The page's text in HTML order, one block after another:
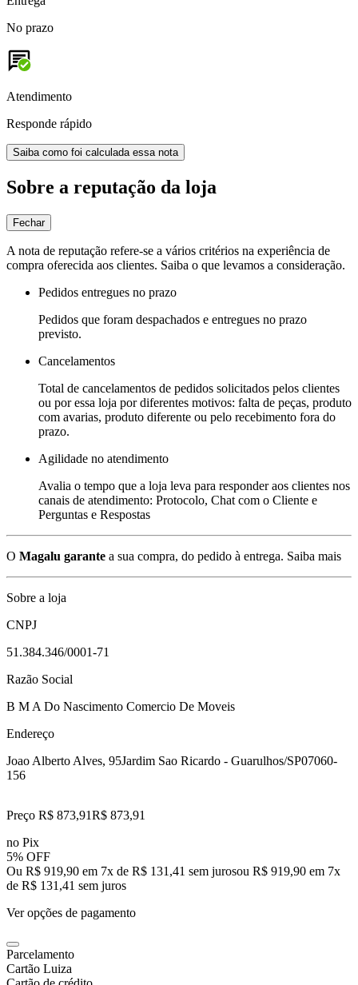
No prazo
Atendimento
Responde rápido
Saiba como foi calculada essa nota
Sobre a reputação da loja
Fechar
A nota de reputação refere-se a vários critérios na experiência de
compra oferecida aos clientes. Saiba o que levamos a consideração.
Pedidos entregues no prazo
Pedidos que foram despachados e entregues no prazo
previsto.
Cancelamentos
Total de cancelamentos de pedidos solicitados pelos clientes
ou por essa loja por diferentes motivos: falta de peças, produto
com avarias, produto diferente ou pelo recebimento fora do
prazo.
Agilidade no atendimento
Avalia o tempo que a loja leva para responder aos clientes nos
canais de atendimento: Protocolo, Chat com o Cliente e
Perguntas e Respostas
O Magalu garante a sua compra, do pedido à entrega. Saiba mais
Sobre a loja
CNPJ
51.384.346/0001-71
Razão Social
B M A Do Nascimento Comercio De Moveis
Endereço
Joao Alberto Alves, 95Jardim Sao Ricardo - Guarulhos/SP07060-
156
Preço R$ 873,91R$ 873,91
no Pix
5% OFF
Ou R$ 919,90 em 7x de R$ 131,41 sem jurosou R$ 919,90 em 7x
de R$ 131,41 sem juros
Ver opções de pagamento
Parcelamento
Cartão Luiza